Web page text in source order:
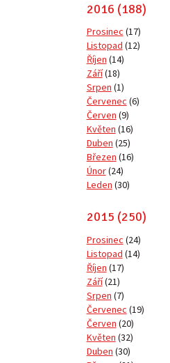
2016 (188)
Prosinec (17)
Listopad (12)
Říjen (14)
Září(18)
Srpen (1)
Červenec (6)
Červen (9)
Květen (16)
Duben (25)
Březen (16)
Únor(24)
Leden (30)
2015 (250)
Prosinec (24)
Listopad (14)
Říjen (17)
Září(21)
Srpen (7)
Červenec (19)
Červen (20)
Květen (32)
Duben (30)